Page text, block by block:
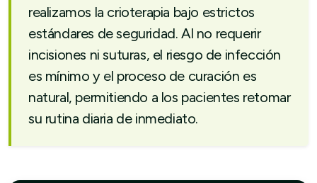
realizamos la crioterapia bajo estrictos
estándares de seguridad. Al no requerir
incisiones ni suturas, el riesgo de infección
es mínimo y el proceso de curación es
natural, permitiendo a los pacientes retomar
su rutina diaria de inmediato.